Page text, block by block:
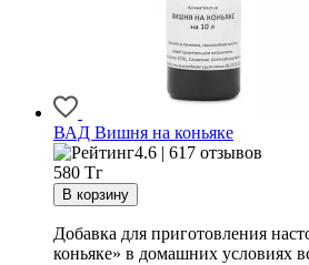
ВАД Вишня на коньяке
4.6 | 617 отзывов
580 Тг
Добавка для приготовления
коньяке» в домашних условиях